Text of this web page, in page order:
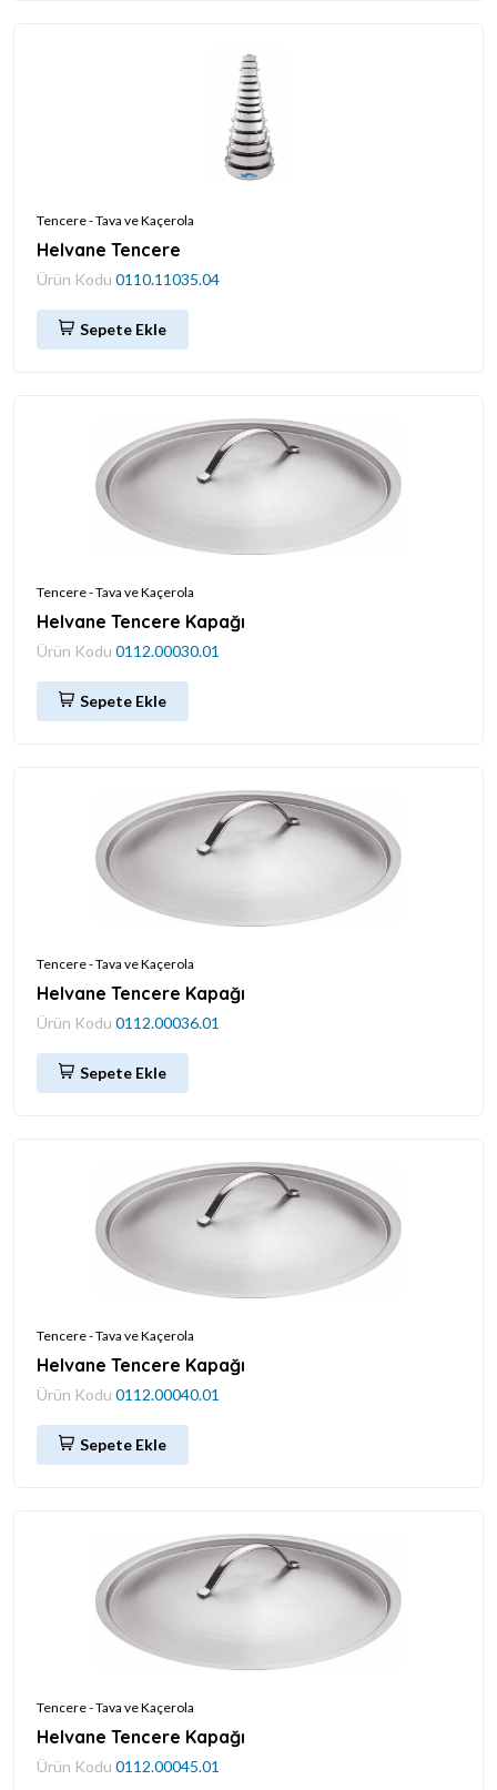
Tencere - Tava ve Kaçerola
Helvane Tencere
Ürün Kodu 0110.11035.04
Sepete Ekle
Tencere - Tava ve Kaçerola
Helvane Tencere Kapağı
Ürün Kodu 0112.00030.01
Sepete Ekle
Tencere - Tava ve Kaçerola
Helvane Tencere Kapağı
Ürün Kodu 0112.00036.01
Sepete Ekle
Tencere - Tava ve Kaçerola
Helvane Tencere Kapağı
Ürün Kodu 0112.00040.01
Sepete Ekle
Tencere - Tava ve Kaçerola
Helvane Tencere Kapağı
Ürün Kodu 0112.00045.01